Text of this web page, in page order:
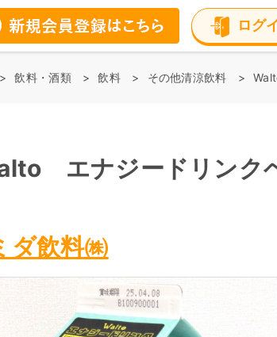
ログ
飲料・酒類 飲料 その他清涼飲料
エナジードリンク
ダ飲料㈱